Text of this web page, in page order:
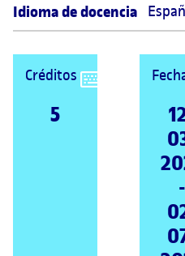
Idioma de docencia
Créditos
5
-